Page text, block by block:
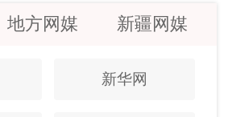
地方网媒 新疆网媒
新华网